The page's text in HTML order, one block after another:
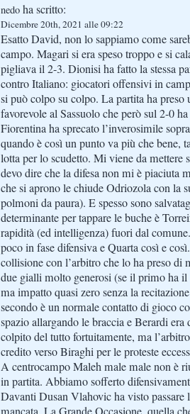
nedo ha scritto:
Dicembre 20th, 2021 alle 09:22
Esatto David, non lo sappiamo come
campo. Magari si era speso troppo e si
pigliava il 2-3. Dionisi ha fatto la stessa
contro Italiano: giocatori offensivi in
si può colpo su colpo. La partita ha preso
favorevole al Sassuolo che però sul 2-0
Fiorentina ha sprecato l’inverosimile
quando è così un punto va più che bene,
lotta per lo scudetto. Mi viene da mettere
devo dire che la difesa non mi è piaciuta
che si aprono le chiude Odriozola con la
polmoni da paura). E spesso sono
determinante per tappare le buche è
rapidità (ed intelligenza) fuori dal
poco in fase difensiva e Quarta così e
collisione con l’arbitro che lo ha preso di
due gialli molto generosi (se il primo ha il
ma impatto quasi zero senza la
secondo è un normale contatto di gioco
spazio allargando le braccia e Berardi era
colpito del tutto fortuitamente, ma
credito verso Biraghi per le proteste
A centrocampo Maleh male male non è
in partita. Abbiamo sofferto
Davanti Dusan Vlahovic ha visto passare